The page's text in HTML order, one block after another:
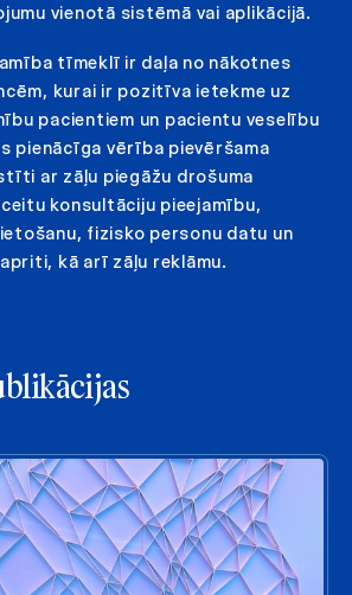
vienotā sistēmā vai aplikācijā.
tīmeklī ir daļa no nākotnes
kurai ir pozitīva ietekme uz
pacientiem un pacientu veselību
pienācīga vērība pievēršama
ar zāļu piegāžu drošuma
konsultāciju pieejamību,
fizisko personu datu un
kā arī zāļu reklāmu.